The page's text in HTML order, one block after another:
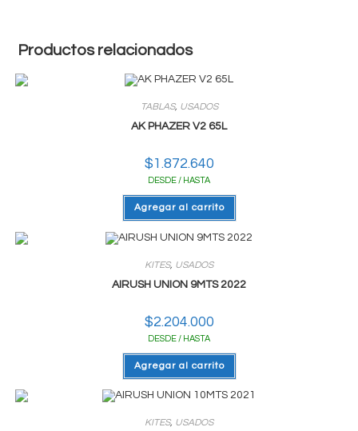
Productos relacionados
TABLAS, USADOS
AK PHAZER V2 65L
$1.872.640
DESDE / HASTA
Agregar al carrito
KITES, USADOS
AIRUSH UNION 9MTS 2022
$2.204.000
DESDE / HASTA
Agregar al carrito
KITES, USADOS